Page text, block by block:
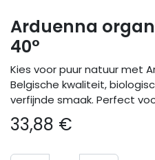
Arduenna
40°
Kies voor puur natuur met
Belgische kwaliteit,
verfijnde smaak. Perfect
33,88 €